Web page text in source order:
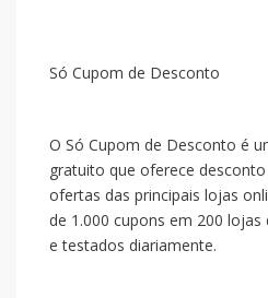
Só Cupom de Desconto
O Só Cupom de Desconto é
gratuito que oferece
ofertas das principais lojas
de 1.000 cupons em 200
e testados diariamente.